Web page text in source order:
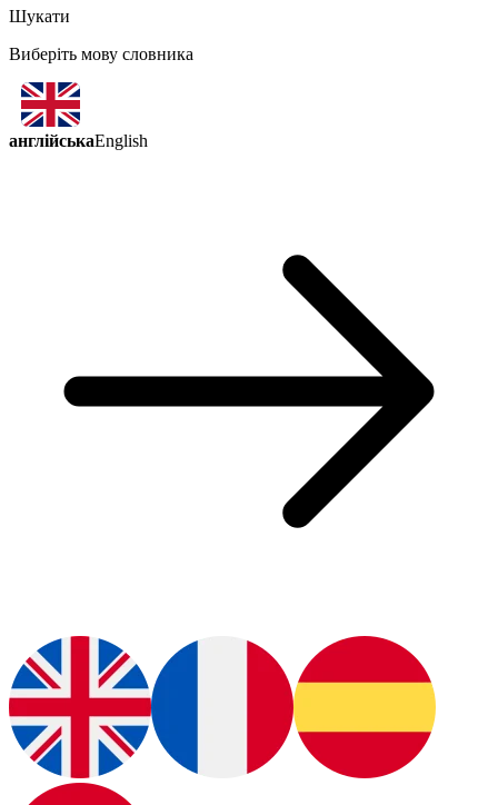
Шукати
Виберіть мову словника
англійськаEnglish